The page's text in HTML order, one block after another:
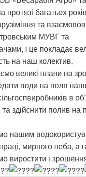
багатьох
та
МУВГ та
і це покладає
на наш колектив.
великі плани на
води на поля
в
здійснити полив на
нашим
мирного неба, а
виростити і